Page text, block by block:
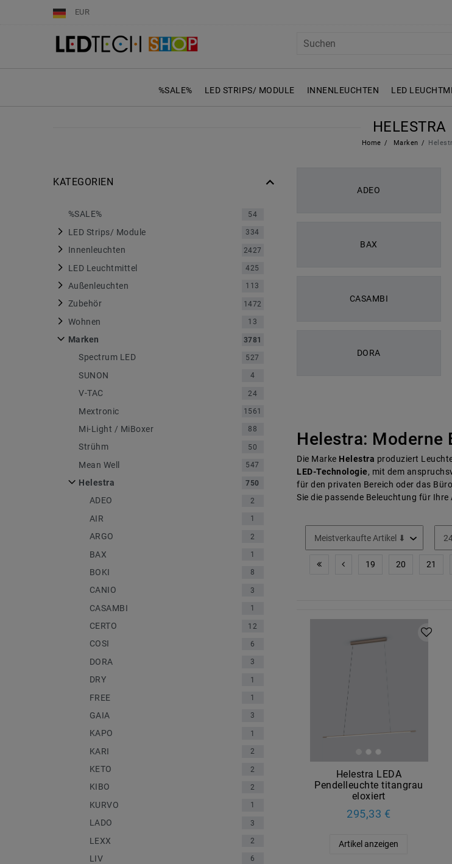
EUR
%SALE% LED STRIPS/ MODULE INNENLEUCHTEN LED
HELESTRA
Home Marken
KATEGORIEN
%SALE% 54
LED Strips/ Module 334
Innenleuchten 2427
LED Leuchtmittel 425
Außenleuchten 113
Zubehör 1472
Wohnen 13
Marken 3781
Spectrum LED 527
SUNON 4
V-TAC 24
Mextronic 1561
Mi-Light / MiBoxer 88
Strühm 50
Mean Well 547
Helestra 750
ADEO 2
AIR 1
ARGO 2
BAX 1
BOKI 8
CANIO 3
CASAMBI 1
CERTO 12
COSI 6
DORA 3
DRY 1
FREE 1
GAIA 3
KAPO 1
KARI 2
KETO 2
KIBO 2
KURVO 1
LADO 3
LEXX 2
LIV 6
ADEO
BAX
CASAMBI
DORA
Helestra: Moderne
Die Marke Helestra produziert
LED-Technologie, mit dem
für den privaten Bereich oder das
Sie die passende Beleuchtung für
19 20 21
Helestra LEDA
Pendelleuchte titangrau
eloxiert
295,33 €
Artikel anzeigen